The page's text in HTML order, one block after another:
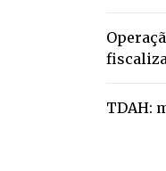
TDAH: